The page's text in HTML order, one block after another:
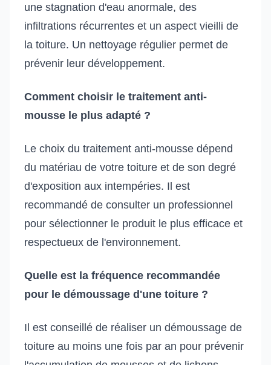
une stagnation d'eau anormale, des
infiltrations récurrentes et un aspect vieilli de
la toiture. Un nettoyage régulier permet de
prévenir leur développement.
Comment choisir le traitement anti-
mousse le plus adapté ?
Le choix du traitement anti-mousse dépend
du matériau de votre toiture et de son degré
d'exposition aux intempéries. Il est
recommandé de consulter un professionnel
pour sélectionner le produit le plus efficace et
respectueux de l'environnement.
Quelle est la fréquence recommandée
pour le démoussage d'une toiture ?
Il est conseillé de réaliser un démoussage de
toiture au moins une fois par an pour prévenir